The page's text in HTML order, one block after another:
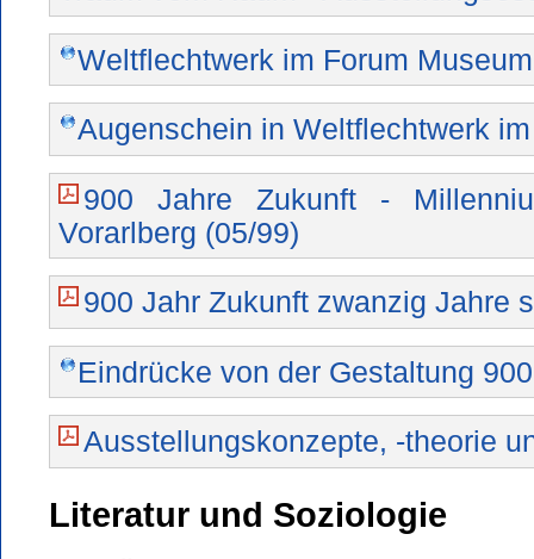
Weltflechtwerk im Forum
Augenschein in Weltflechtwerk
900 Jahre Zukunft -
Vorarlberg (05/99)
900 Jahr Zukunft zwanzig Jahre
Eindrücke von der Gestaltung
Ausstellungskonzepte, -theorie
Literatur und Soziologie